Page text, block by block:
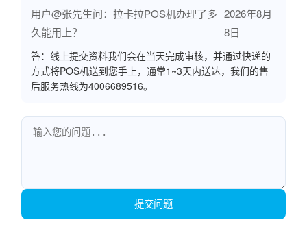
用户@张先生问：拉卡拉POS机办理了多
久能用上？
2026年8月
8日
答：线上提交资料我们会在当天完成审核，并通过快递的
方式将POS机送到您手上，通常1~3天内送达，我们的售
后服务热线为4006689516。
提交问题